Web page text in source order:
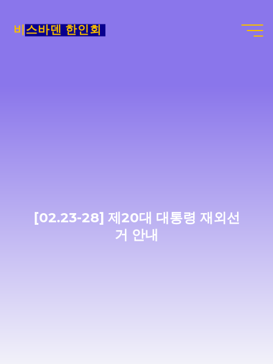
비스바덴 한인회
[02.23-28] 제20대 대통령 재외선
거 안내